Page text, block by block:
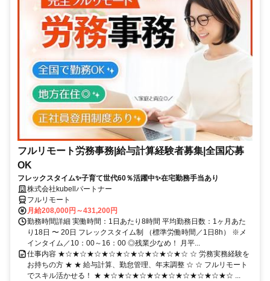
フルリモート労務事務|給与計算経験者募集|全国応募
OK
フレックスタイム✨子育て世代60％活躍中✨在宅勤務手当あり
株式会社kubellパートナー
フルリモート
月給208,000円～431,200円
勤務時間詳細 実働時間：1日あたり8時間 平均勤務日数：1ヶ月あた
り18日 〜 20日 フレックスタイム制 （標準労働時間／1日8h） ※メ
インタイム／10：00～16：00 ◎残業少なめ！ 月平...
仕事内容 ★☆★☆★☆★☆★☆★☆★☆★☆★☆ ☆ 労務実務経験を
お持ちの方 ★ ★ 給与計算、勤怠管理、年末調整 ☆ ☆ フルリモート
でスキル活かせる！ ★ ★☆★☆★☆★☆★☆★☆★☆★☆★☆ ...